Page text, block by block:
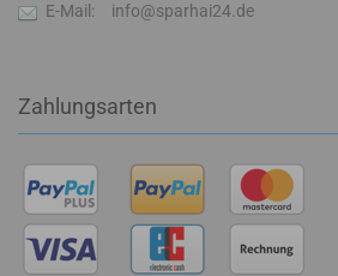
E-Mail:
info@sparhai24.de
Zahlungsarten